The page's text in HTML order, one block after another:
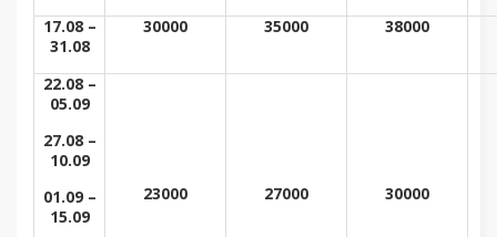
17.08 –
31.08
30000 35000 38000
22.08 –
05.09
27.08 –
10.09
01.09 –
15.09
23000 27000 30000